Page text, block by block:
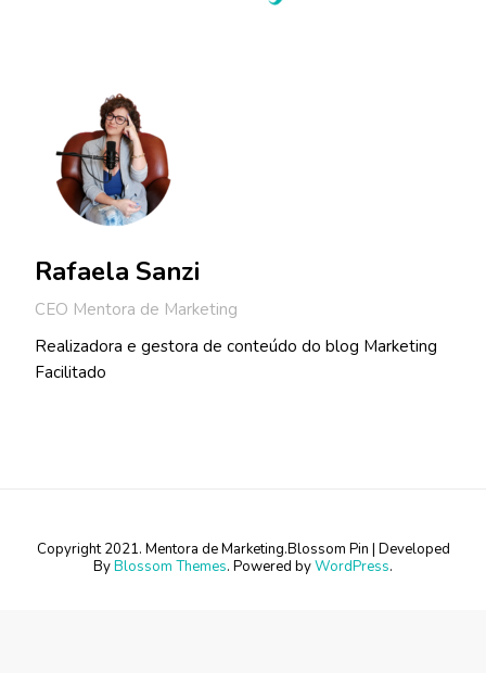
Rafaela Sanzi
CEO Mentora de Marketing
Realizadora e gestora de conteúdo do blog Marketing
Facilitado
Copyright 2021. Mentora de Marketing.Blossom Pin | Developed
ByBlossom Themes. Powered byWordPress.